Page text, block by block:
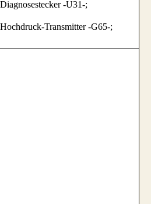
Diagnosestecker -U31-;
Hochdruck-Transmitter -G65-;